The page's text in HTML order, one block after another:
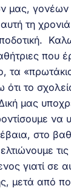
μας, γονέων
τη
που
τα
ότι το
μας
να
στο
γιατί σε
μετά από